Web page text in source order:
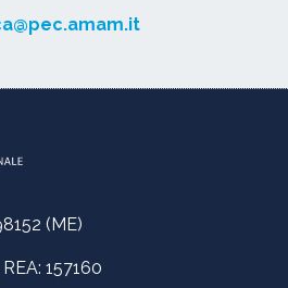
(ME)
157160